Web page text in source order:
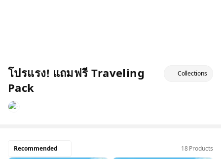
โปรแรง! แถมฟรี Traveling
Pack
Collections
Recommended 18 Products